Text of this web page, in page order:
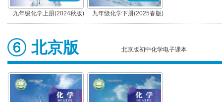
九年级化学上册(2024秋版)
(粤教版)
九年级化学下册(2025春版)
(粤教版)
北京版 北京版初中化学电子课本